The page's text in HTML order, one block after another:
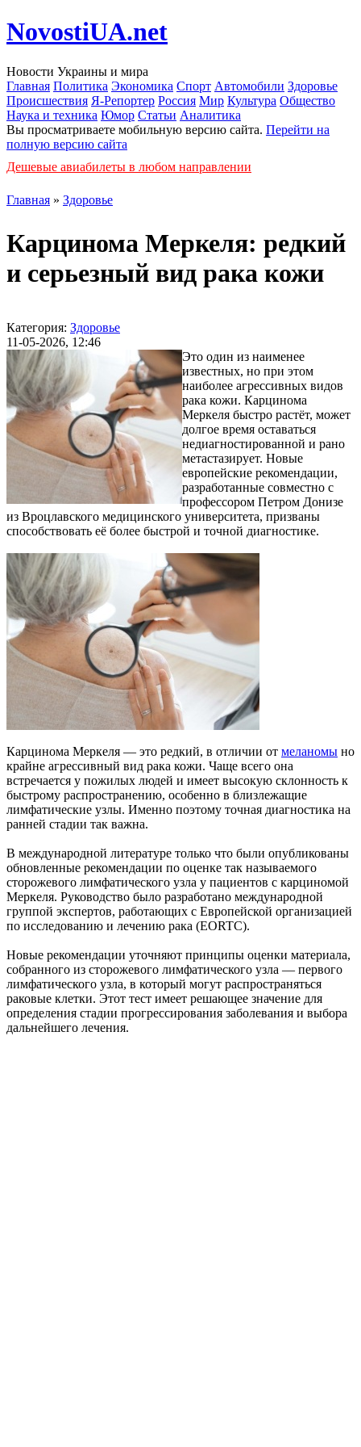
NovostiUA.net
Новости Украины и мира
Главная Политика Экономика Спорт Автомобили Здоровье
Происшествия Я-Репортер Россия Мир Культура Общество
Наука и техника Юмор Статьи Аналитика
Вы просматриваете мобильную версию сайта. Перейти на
полную версию сайта
Дешевые авиабилеты в любом направлении
Главная » Здоровье
Карцинома Меркеля: редкий
и серьезный вид рака кожи
Категория: Здоровье
11-05-2026, 12:46
Это один из наименее
известных, но при этом
наиболее агрессивных видов
рака кожи. Карцинома
Меркеля быстро растёт, может
долгое время оставаться
недиагностированной и рано
метастазирует. Новые
европейские рекомендации,
разработанные совместно с
профессором Петром Донизе
из Вроцлавского медицинского университета, призваны
способствовать её более быстрой и точной диагностике.
Карцинома Меркеля — это редкий, в отличии от меланомы но
крайне агрессивный вид рака кожи. Чаще всего она
встречается у пожилых людей и имеет высокую склонность к
быстрому распространению, особенно в близлежащие
лимфатические узлы. Именно поэтому точная диагностика на
ранней стадии так важна.
В международной литературе только что были опубликованы
обновленные рекомендации по оценке так называемого
сторожевого лимфатического узла у пациентов с карциномой
Меркеля. Руководство было разработано международной
группой экспертов, работающих с Европейской организацией
по исследованию и лечению рака (EORTC).
Новые рекомендации уточняют принципы оценки материала,
собранного из сторожевого лимфатического узла — первого
лимфатического узла, в который могут распространяться
раковые клетки. Этот тест имеет решающее значение для
определения стадии прогрессирования заболевания и выбора
дальнейшего лечения.